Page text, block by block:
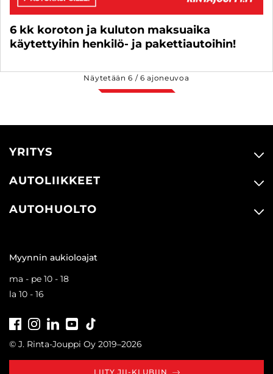
6 kk koroton ja kuluton maksuaika
käytettyihin henkilö- ja pakettiautoihin!
Näytetään6 /6 ajoneuvoa
YRITYS
AUTOLIIKKEET
AUTOHUOLTO
Myynnin aukioloajat
ma - pe 10 - 18
la 10 - 16
FacebookInstagramLinkedInYoutube
© J. Rinta-Jouppi Oy 2019–2026
LIITY JII-KLUBIIN